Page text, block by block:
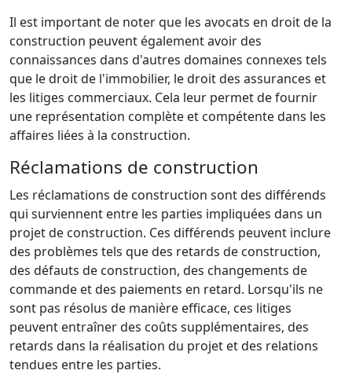
Il est important de noter que les avocats en droit de la
construction peuvent également avoir des
connaissances dans d'autres domaines connexes tels
que le droit de l'immobilier, le droit des assurances et
les litiges commerciaux. Cela leur permet de fournir
une représentation complète et compétente dans les
affaires liées à la construction.
Réclamations de construction
Les réclamations de construction sont des différends
qui surviennent entre les parties impliquées dans un
projet de construction. Ces différends peuvent inclure
des problèmes tels que des retards de construction,
des défauts de construction, des changements de
commande et des paiements en retard. Lorsqu'ils ne
sont pas résolus de manière efficace, ces litiges
peuvent entraîner des coûts supplémentaires, des
retards dans la réalisation du projet et des relations
tendues entre les parties.